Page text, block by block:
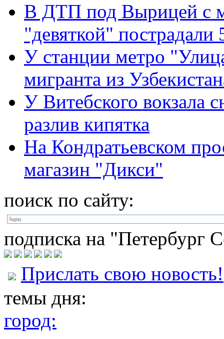
В ДТП под Вырицей с
"девяткой" пострадали
У станции метро
мигранта из
У Витебского вокзала
разлив кипятка
На Кондратьевском
магазин "Дикси"
поиск по сайту:
подписка на "Петербург
Прислать свою новость!
темы дня:
город: